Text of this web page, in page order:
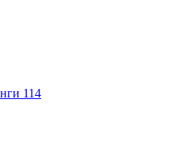
114